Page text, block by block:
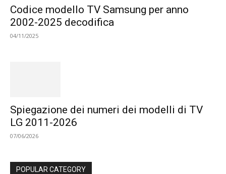
Codice modello TV Samsung per anno
2002-2025 decodifica
04/11/2025
Spiegazione dei numeri dei modelli di TV
LG 2011-2026
07/06/2026
POPULAR CATEGORY